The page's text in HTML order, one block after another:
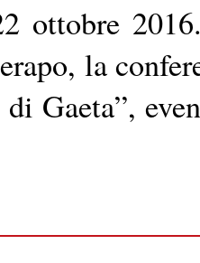
ottobre
la
Gaeta”,